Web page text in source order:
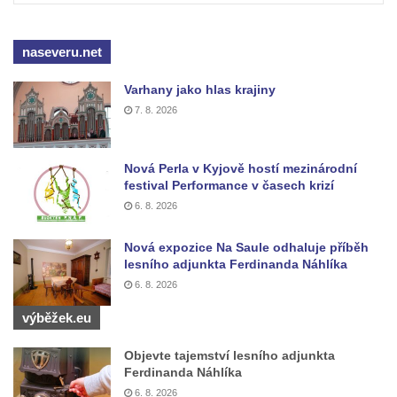
samoty a Údolím vzdechů
Údajná vyhlídka u pomníku Hanse Kudlicha
v Nové Vsi-Teplicích
Údajná vyhlídka pod Širokým vrchem
Boreč – vyhlídka k jihu
Boreč – vyhlídka k východu
Vrázova vyhlídka v Mělníku
Vyhlídková věž archeoparku Na Jánu u
Netolic
Vyhlídka Supí vrch
Vyhlídka Pod Schillerovou výšinou v
Krupce
Vyhlídka u kaple v Jirchářích na Doksanské
cestě
naseveru.net
Varhany jako hlas krajiny
7. 8. 2026
Nová Perla v Kyjově hostí mezinárodní
festival Performance v časech krizí
6. 8. 2026
Nová expozice Na Saule odhaluje příběh
lesního adjunkta Ferdinanda Náhlíka
6. 8. 2026
výběžek.eu
Objevte tajemství lesního adjunkta
Ferdinanda Náhlíka
6. 8. 2026